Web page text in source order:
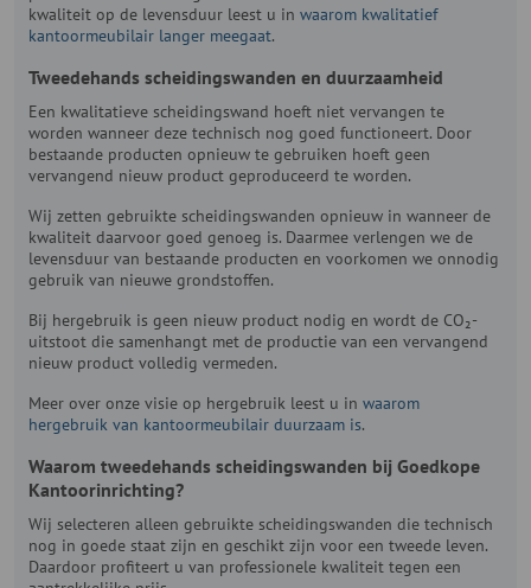
kwaliteit op de levensduur leest u in waarom kwalitatief
kantoormeubilair langer meegaat.
Tweedehands scheidingswanden en duurzaamheid
Een kwalitatieve scheidingswand hoeft niet vervangen te
worden wanneer deze technisch nog goed functioneert. Door
bestaande producten opnieuw te gebruiken hoeft geen
vervangend nieuw product geproduceerd te worden.
Wij zetten gebruikte scheidingswanden opnieuw in wanneer de
kwaliteit daarvoor goed genoeg is. Daarmee verlengen we de
levensduur van bestaande producten en voorkomen we onnodig
gebruik van nieuwe grondstoffen.
Bij hergebruik is geen nieuw product nodig en wordt de CO₂-
uitstoot die samenhangt met de productie van een vervangend
nieuw product volledig vermeden.
Meer over onze visie op hergebruik leest u in waarom
hergebruik van kantoormeubilair duurzaam is.
Waarom tweedehands scheidingswanden bij Goedkope
Kantoorinrichting?
Wij selecteren alleen gebruikte scheidingswanden die technisch
nog in goede staat zijn en geschikt zijn voor een tweede leven.
Daardoor profiteert u van professionele kwaliteit tegen een